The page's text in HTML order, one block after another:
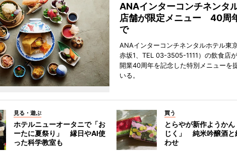
ANAインターコンチネンタ
店舗が限定メニュー 40周
で
ANAインターコンチネンタルホテル東
赤坂1、TEL 03-3505-1111）の飲食店が
開業40周年を記念した特別メニューを
いる。
見る・遊ぶ
ホテルニューオータニで「お
ーたに夏祭り」 縁日やAI使
った科学教室も
買う
とらやが新作ようかん
じく」 純米吟醸酒と
わせ